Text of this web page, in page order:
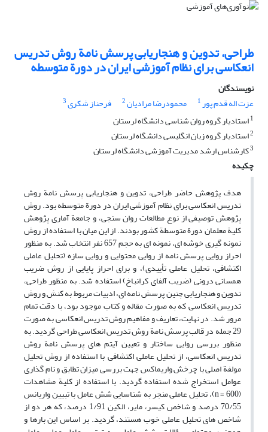
طراحی، تدوین و هنجاریابی پرسش نامة روش تدریس
انعکاسی برای نظام آموزشی ایران در دورة متوسطه
نویسندگان
عزت اله قدم پور1 محمودرضا مرادیان2 فرحناز شکری3
1استادیار گروه روان شناسی دانشگاه لرستان
2استادیار گروه زبان انگلیسی دانشگاه لرستان
3کارشناس ارشد مدیریت آموزشی دانشگاه لرستان
چکیده
هدف پژوهش حاضر طراحی، تدوین و هنجاریابی پرسش نامة روش
تدریس انعکاسی برای نظام آموزشی ایران در دورة متوسطه بود. روش
پژوهش توصیفی از نوع مطالعات روان سنجی، و جامعة آماری پژوهش
کلیة معلمان دورة متوسطة کشور بودند. از این میان با استفاده از روش
نمونه گیری خوشه ای، نمونه ای به حجم 657 نفر انتخاب شد. به منظور
احراز روایی پرسش نامه از روایی محتوایی و روایی سازه (تحلیل عاملی
اکتشافی، تحلیل عاملی تأییدی)، و برای احراز پایایی از روش ضریب
همسانی درونی (ضریب آلفای کرانباخ) استفاده شد. به منظور طراحی،
تدوین و هنجاریابی چنین پرسش نامه ای، ادبیات مربوط به کنش و روش
تدریس انعکاسی که به صورت مقاله و کتاب موجود بود، با دقت تمام
مرور شد. در نهایت، تعاریف و مفاهیم روش تدریس انعکاسی به صورت
29 جمله در قالب پرسش نامة روش تدریس انعکاسی طراحی گردید. به
منظور بررسی روایی ساختار و تعیین آیتم های پرسش نامة روش
تدریس انعکاسی، از تحلیل عاملی اکتشافی با استفاده از روش تحلیل
مولفة اصلی با چرخش واریماکس جهت بررسی میزان تطابق و نام گذاری
عوامل استخراج شده استفاده گردید. با استفاده از کلیة مشاهدات
(600 = n)، تحلیل عاملی منجر به شناسایی شش عامل با تبیین واریانس
70/55 درصد و شاخص کیسر، مایر، الکین 1/91 درصد، که هر دو از
شاخص های تحلیل عاملی خوب هستند، گردید. بر اساس این بارها و